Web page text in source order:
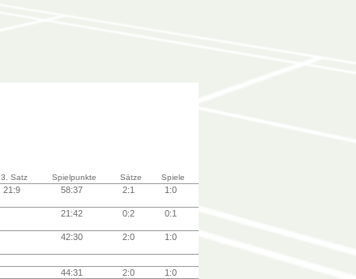
3. Satz Spielpunkte Sätze Spiele
21:9 58:37 2:1 1:0
21:42 0:2 0:1
42:30 2:0 1:0
44:31 2:0
1:0